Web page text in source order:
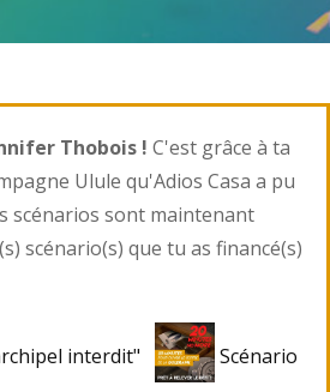
Thobois ! C'est grâce à ta
Ulule qu'Adios Casa a pu
scénarios sont maintenant
scénario(s) que tu as financé(s)
interdit" Scénario